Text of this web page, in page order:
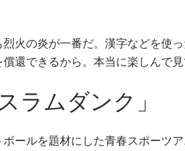
烈火の炎が一番だ。漢字などを使
還できるから。本当に楽しんで見
ラムダンク」
ールを題材にした青春スポーツア